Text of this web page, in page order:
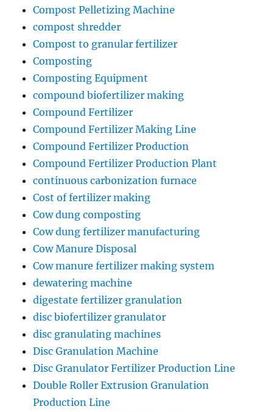
Compost Pelletizing Machine
compost shredder
Compost to granular fertilizer
Composting
Composting Equipment
compound biofertilizer making
Compound Fertilizer
Compound Fertilizer Making Line
Compound Fertilizer Production
Compound Fertilizer Production Plant
continuous carbonization furnace
Cost of fertilizer making
Cow dung composting
Cow dung fertilizer manufacturing
Cow Manure Disposal
Cow manure fertilizer making system
dewatering machine
digestate fertilizer granulation
disc biofertilizer granulator
disc granulating machines
Disc Granulation Machine
Disc Granulator Fertilizer Production Line
Double Roller Extrusion Granulation
Production Line